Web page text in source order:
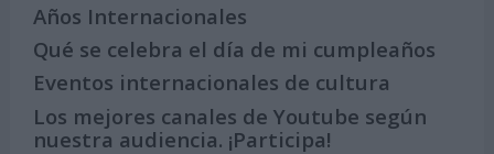
Años Internacionales
Qué se celebra el día de mi cumpleaños
Eventos internacionales de cultura
Los mejores canales de Youtube según
nuestra audiencia. ¡Participa!